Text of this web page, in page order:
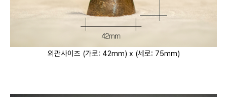
외관사이즈 (가로: 42mm) x (세로: 75mm)